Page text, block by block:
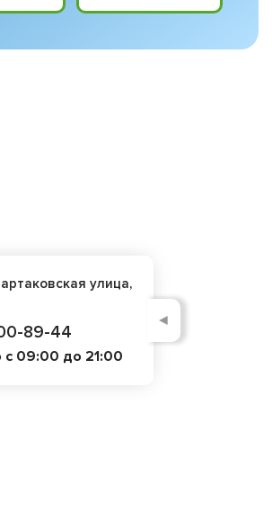
улица,
89-44
09:00 до 21:00
◄